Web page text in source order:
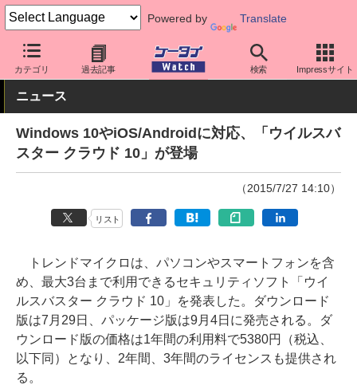
Powered by Translate
カテゴリ 過去記事 検索 Impressサイト
ケータイ Watch OS Android アプリ・サービス
ニュース
Windows 10やiOS/Androidに対応、「ウイルスバ
スター クラウド 10」が登場
（2015/7/27 14:10）
リスト
トレンドマイクロは、パソコンやスマートフォンを含
め、最大3台まで利用できるセキュリティソフト「ウイ
ルスバスター クラウド 10」を発表した。ダウンロード
版は7月29日、パッケージ版は9月4日に発売される。ダ
ウンロード版の価格は1年間の利用料で5380円（税込、
以下同）となり、2年間、3年間のライセンスも提供され
る。